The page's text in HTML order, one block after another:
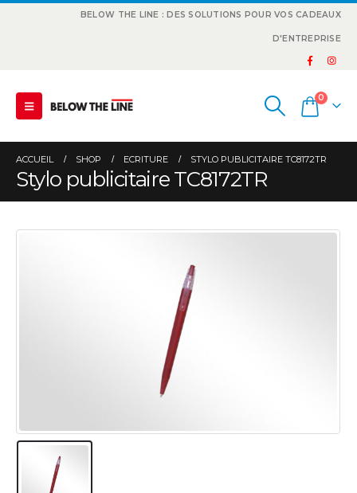
BELOW THE LINE : DES SOLUTIONS POUR VOS CADEAUX
D'ENTREPRISE
0
ACCUEIL SHOP ECRITURE STYLO PUBLICITAIRE TC8172TR
Stylo publicitaire TC8172TR